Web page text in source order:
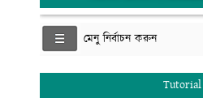
মেনু নির্বাচন করুন
Tutorial